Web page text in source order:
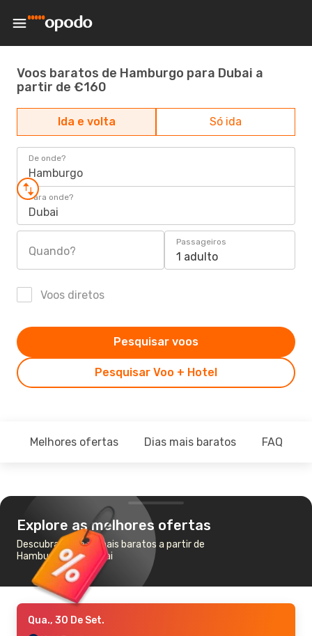
Voos baratos de Hamburgo para Dubai a
partir de €160
Ida e volta Só ida
De onde?
Hamburgo
Para onde?
Dubai
Quando?
Passageiros
1 adulto
Voos diretos
Pesquisar Voo + Hotel
Pesquisar voos
Melhores ofertas Dias mais baratos FAQ
Explore as melhores ofertas
Descubra os voos mais baratos a partir de
Hamburgo para Dubai
Qua., 30 De Set.